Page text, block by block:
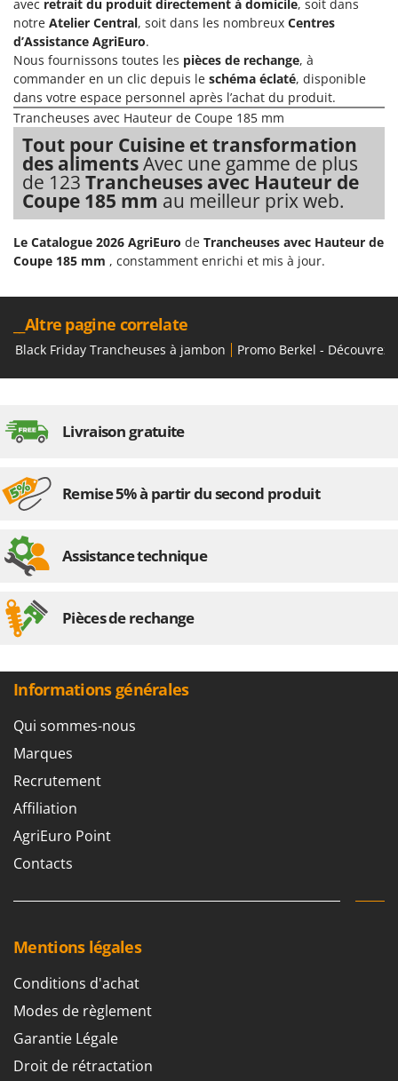
Stiga
Stocker
Sunseeker
T
Tecla
TecnoGen
Tellarini Pompe
Telwin
Tenco
Tineco
Tornado
Tre Spade
Trev - Abrek - TecnoVIR
Trotec
U
Unger
V
Vesco
W
Weber
WIDU
Wiper EcoRobot
Wolf Garten
Wortex
Worx
Y Yard Force
Z
Zanon
ZGrills
Zodiac
Zomax
avec retrait du produit directement à domicile, soit dans
notre Atelier Central, soit dans les nombreux Centres
d’Assistance AgriEuro.
Nous fournissons toutes les pièces de rechange, à
commander en un clic depuis le schéma éclaté, disponible
dans votre espace personnel après l’achat du produit.
Trancheuses avec Hauteur de Coupe 185 mm
Tout pour Cuisine et transformation
des alimentsAvec une gamme de plus
de 123 Trancheuses avec Hauteur de
Coupe 185 mm au meilleur prix web.
Le Catalogue 2026 AgriEuro de Trancheuses avec Hauteur de
Coupe 185 mm , constamment enrichi et mis à jour.
__Altre pagine correlate
Black Friday Trancheuses à jambon Promo Berkel - Découvrez
Livraison gratuite
Remise 5% à partir du second produit
Assistance technique
Pièces de rechange
Informations générales
Qui sommes-nous
Marques
Recrutement
Affiliation
AgriEuro Point
Contacts
Mentions légales
Conditions d'achat
Modes de règlement
Garantie Légale
Droit de rétractation